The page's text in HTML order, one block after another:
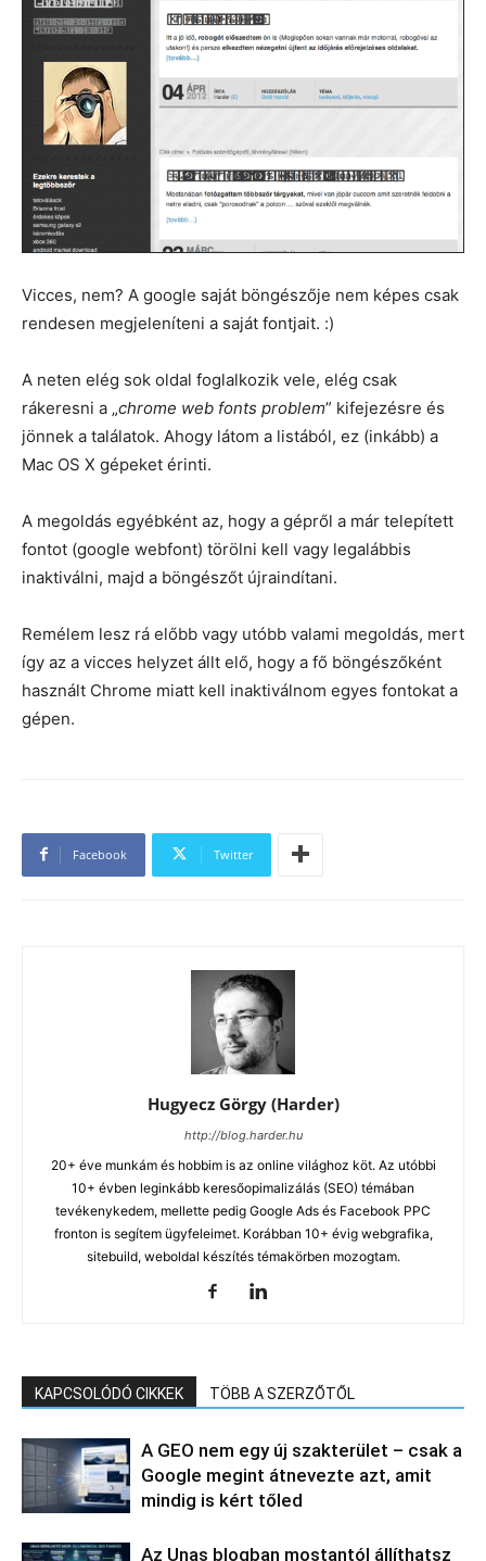
Vicces, nem? A google saját böngészője nem képes csak
rendesen megjeleníteni a saját fontjait. :)
A neten elég sok oldal foglalkozik vele, elég csak
rákeresni a „chrome web fonts problem” kifejezésre és
jönnek a találatok. Ahogy látom a listából, ez (inkább) a
Mac OS X gépeket érinti.
A megoldás egyébként az, hogy a gépről a már telepített
fontot (google webfont) törölni kell vagy legalábbis
inaktiválni, majd a böngészőt újraindítani.
Remélem lesz rá előbb vagy utóbb valami megoldás, mert
így az a vicces helyzet állt elő, hogy a fő böngészőként
használt Chrome miatt kell inaktiválnom egyes fontokat a
gépen.
Facebook Twitter
Hugyecz Görgy (Harder)
http://blog.harder.hu
20+ éve munkám és hobbim is az online világhoz köt. Az utóbbi
10+ évben leginkább keresőopimalizálás (SEO) témában
tevékenykedem, mellette pedig Google Ads és Facebook PPC
fronton is segítem ügyfeleimet. Korábban 10+ évig webgrafika,
sitebuild, weboldal készítés témakörben mozogtam.
KAPCSOLÓDÓ CIKKEK TÖBB A SZERZŐTŐL
A GEO nem egy új szakterület – csak a
Google megint átnevezte azt, amit
mindig is kért tőled
Az Unas blogban mostantól állíthatsz